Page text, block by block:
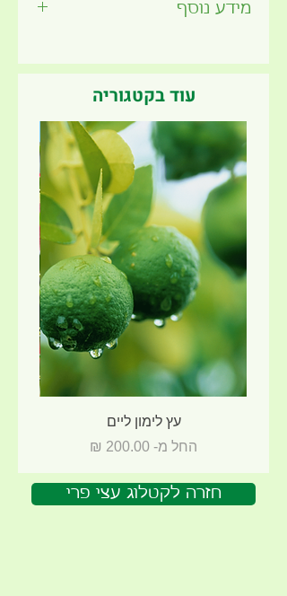
מידע נוסף
תאורה -שמש מלאה/חצי צל
עונת הנבה - אביב סתיו
מתאים לשתילה בעציץ במרפסת
עץ לימון ליים
החל מ-
מחיר מבצע
עוד בקטגוריה
חזרה לקטלוג עצי פרי